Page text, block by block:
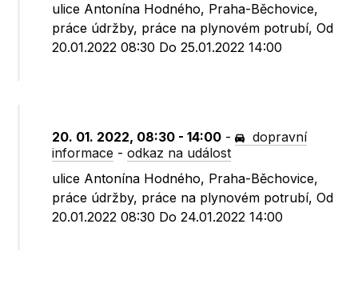
ulice Antonína Hodného, Praha-Běchovice,
práce údržby, práce na plynovém potrubí, Od
20.01.2022 08:30 Do 25.01.2022 14:00
20. 01. 2022, 08:30 - 14:00 -
dopravní
informace -odkaz na událost
ulice Antonína Hodného, Praha-Běchovice,
práce údržby, práce na plynovém potrubí, Od
20.01.2022 08:30 Do 24.01.2022 14:00